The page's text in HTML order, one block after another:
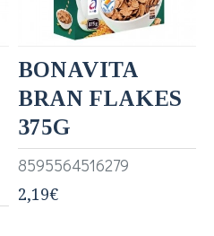
8595564516279
BONAVITA
BRAN FLAKES
375G
2,19€